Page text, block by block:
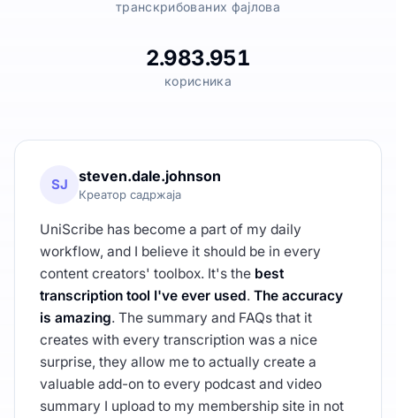
транскрибованих фајлова
2.983.951
корисника
SJ steven.dale.johnson
Креатор садржаја
UniScribe has become a part of my daily
workflow, and I believe it should be in every
content creators' toolbox. It's the best
transcription tool I've ever used. The accuracy
is amazing. The summary and FAQs that it
creates with every transcription was a nice
surprise, they allow me to actually create a
valuable add-on to every podcast and video
summary I upload to my membership site in not